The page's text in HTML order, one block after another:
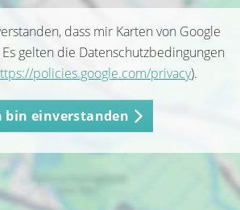
dass mir Karten von Google
gelten die Datenschutzbedingungen
policies.google.com/privacy).
bin einverstanden